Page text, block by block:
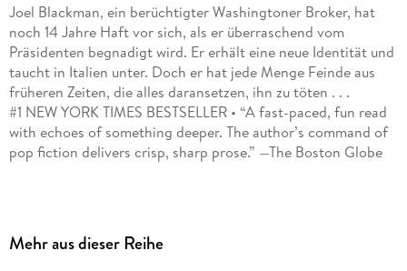
Joel Blackman, ein berüchtigter Washingtoner Broker, hat
noch 14 Jahre Haft vor sich, als er überraschend vom
Präsidenten begnadigt wird. Er erhält eine neue Identität und
taucht in Italien unter. Doch er hat jede Menge Feinde aus
früheren Zeiten, die alles daransetzen, ihn zu töten . . .
#1 NEW YORK TIMES BESTSELLER • “A fast-paced, fun read
with echoes of something deeper. The author’s command of
pop fiction delivers crisp, sharp prose.” —The Boston Globe
notorious Washington power broker who has spent the last
six years hidden away in a federal prison. What no one knows
Mehr aus dieser Reihe